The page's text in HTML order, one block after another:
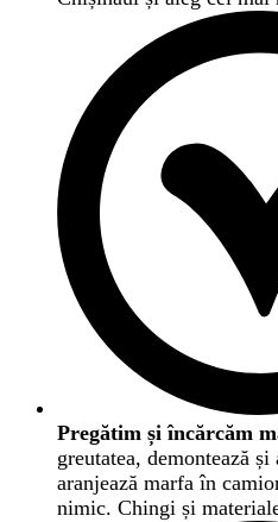
Pregătim și încărcăm
greutatea, demontează
aranjează marfa în
nimic. Chingi și